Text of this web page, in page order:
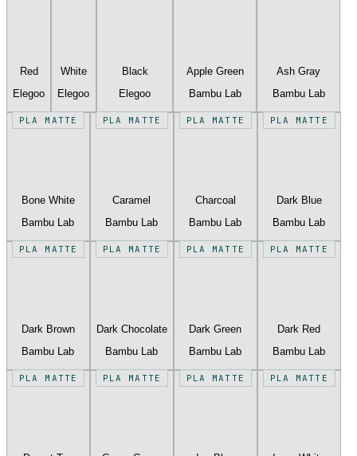
Red
Elegoo
White
Elegoo
Black
Elegoo
Apple Green
Bambu Lab
Ash Gray
Bambu Lab
PLA MATTE
Bone White
Bambu Lab
PLA MATTE
Caramel
Bambu Lab
PLA MATTE
Charcoal
Bambu Lab
PLA MATTE
Dark Blue
Bambu Lab
PLA MATTE
Dark Brown
Bambu Lab
PLA MATTE
Dark Chocolate
Bambu Lab
PLA MATTE
Dark Green
Bambu Lab
PLA MATTE
Dark Red
Bambu Lab
PLA MATTE PLA MATTE PLA MATTE PLA MATTE